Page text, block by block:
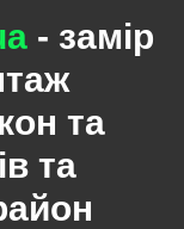
- замір
та
та